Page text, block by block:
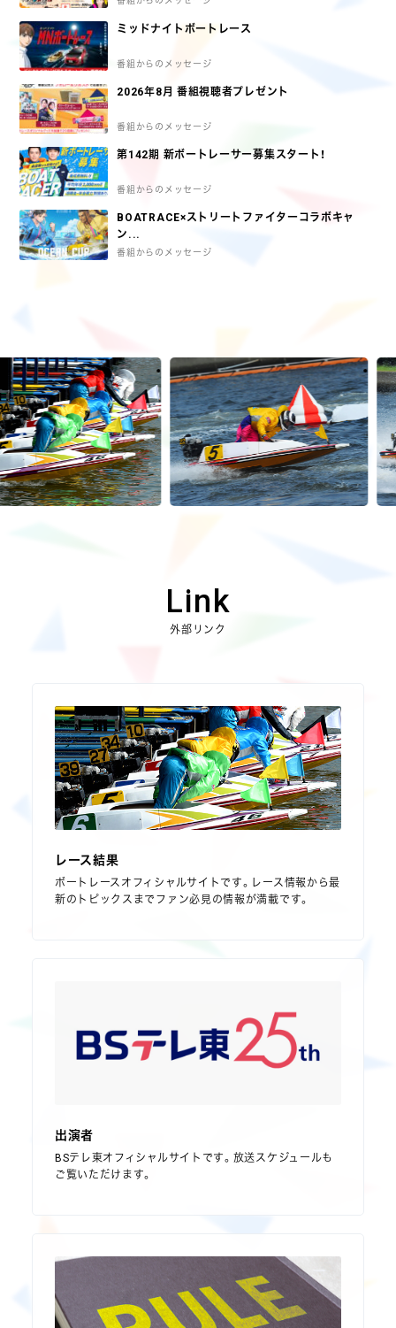
ミッドナイトボートレース
番組からのメッセージ
2026年8月 番組視聴者プレゼント
番組からのメッセージ
第142期 新ボートレーサー募集スタート！
番組からのメッセージ
BOATRACE×ストリートファイターコラボキャ
ン...
番組からのメッセージ
Link
外部リンク
レース結果
ボートレースオフィシャルサイトです。レース情報から最
新のトピックスまでファン必見の情報が満載です。
出演者
BSテレ東オフィシャルサイトです。放送スケジュールも
ご覧いただけます。